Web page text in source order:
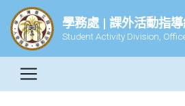
學務處 | 課外活動指導
Student Activity Division,